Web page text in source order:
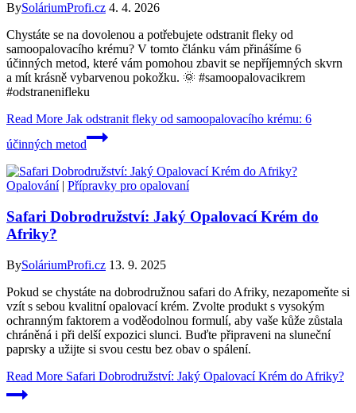
BySoláriumProfi.cz 4. 4. 2026
Chystáte se na dovolenou a potřebujete odstranit fleky od
samoopalovacího krému? V tomto článku vám přinášíme 6
účinných metod, které vám pomohou zbavit se nepříjemných skvrn
a mít krásně vybarvenou pokožku. 🌞 #samoopalovacikrem
#odstranenifleku
Read More Jak odstranit fleky od samoopalovacího krému: 6
účinných metod
Opalování| Přípravky pro opalovaní
Safari Dobrodružství: Jaký Opalovací Krém do
Afriky?
BySoláriumProfi.cz 13. 9. 2025
Pokud se chystáte na dobrodružnou safari do Afriky, nezapomeňte si
vzít s sebou kvalitní opalovací krém. Zvolte produkt s vysokým
ochranným faktorem a voděodolnou formulí, aby vaše kůže zůstala
chráněná i při delší expozici slunci. Buďte připraveni na sluneční
paprsky a užijte si svou cestu bez obav o spálení.
Read More Safari Dobrodružství: Jaký Opalovací Krém do Afriky?